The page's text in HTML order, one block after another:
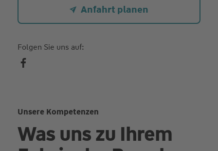
Anfahrt planen
Folgen Sie uns auf:
Unsere Kompetenzen
Was uns zu Ihrem